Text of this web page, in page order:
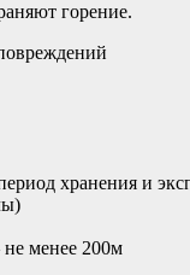
горение.
хранения и
менее 200м